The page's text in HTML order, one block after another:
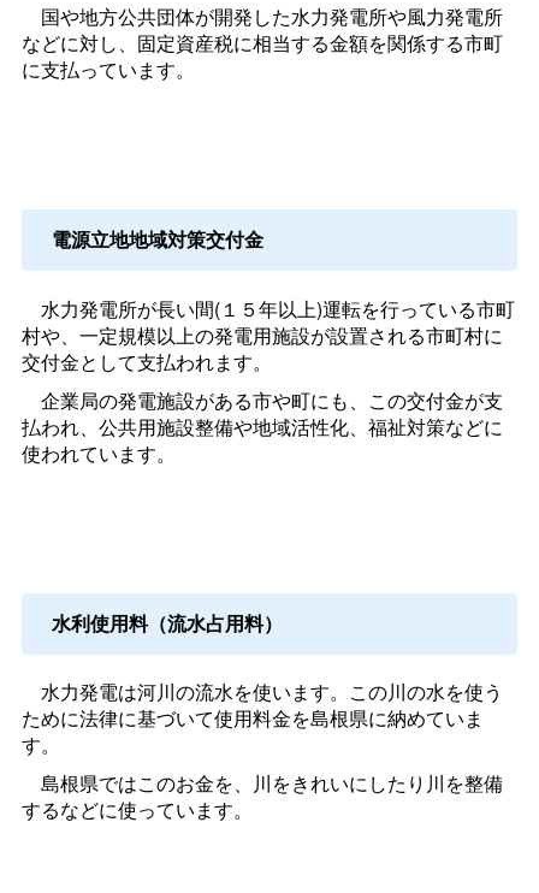
国や地方公共団体が開発した水力発電所や風力発電所
などに対し、固定資産税に相当する金額を関係する市町
に支払っています。
電源立地地域対策交付金
水力発電所が長い間(１５年以上)運転を行っている市町
村や、一定規模以上の発電用施設が設置される市町村に
交付金として支払われます。
企業局の発電施設がある市や町にも、この交付金が支
払われ、公共用施設整備や地域活性化、福祉対策などに
使われています。
水利使用料（流水占用料）
水力発電は河川の流水を使います。この川の水を使う
ために法律に基づいて使用料金を島根県に納めていま
す。
島根県ではこのお金を、川をきれいにしたり川を整備
するなどに使っています。